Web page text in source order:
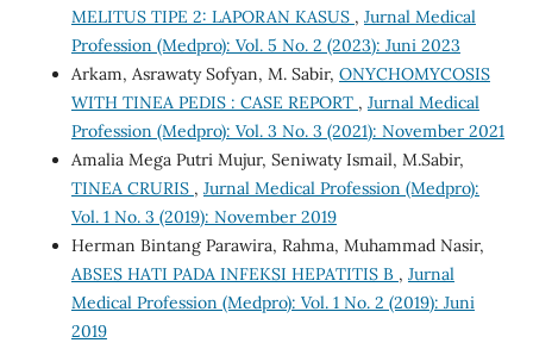
MELITUS TIPE 2: LAPORAN KASUS , Jurnal Medical
Profession (Medpro): Vol. 5 No. 2 (2023): Juni 2023
Arkam, Asrawaty Sofyan, M. Sabir, ONYCHOMYCOSIS
WITH TINEA PEDIS : CASE REPORT , Jurnal Medical
Profession (Medpro): Vol. 3 No. 3 (2021): November 2021
Amalia Mega Putri Mujur, Seniwaty Ismail, M.Sabir,
TINEA CRURIS , Jurnal Medical Profession (Medpro):
Vol. 1 No. 3 (2019): November 2019
Herman Bintang Parawira, Rahma, Muhammad Nasir,
ABSES HATI PADA INFEKSI HEPATITIS B , Jurnal
Medical Profession (Medpro): Vol. 1 No. 2 (2019): Juni
2019